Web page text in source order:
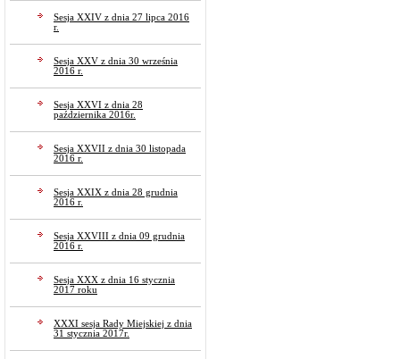
Sesja XXIV z dnia 27 lipca 2016
r.
Sesja XXV z dnia 30 września
2016 r.
Sesja XXVI z dnia 28
października 2016r.
Sesja XXVII z dnia 30 listopada
2016 r.
Sesja XXIX z dnia 28 grudnia
2016 r.
Sesja XXVIII z dnia 09 grudnia
2016 r.
Sesja XXX z dnia 16 stycznia
2017 roku
XXXI sesja Rady Miejskiej z dnia
31 stycznia 2017r.